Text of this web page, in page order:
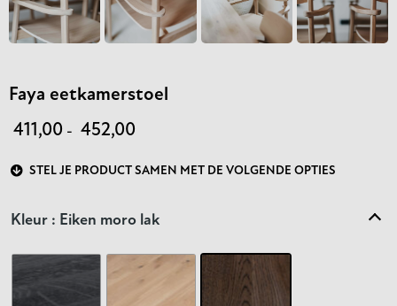
Faya eetkamerstoel
411,00 - 452,00
STEL JE PRODUCT SAMEN MET DE VOLGENDE OPTIES
Kleur : Eiken moro lak